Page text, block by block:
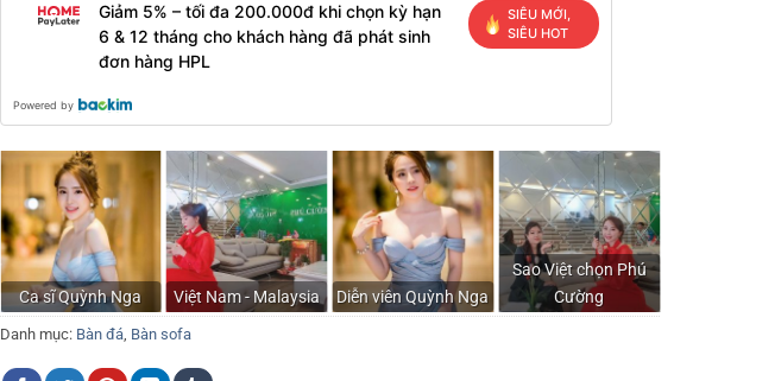
Giảm 5% – tối đa 200.000đ khi chọn kỳ hạn
6 & 12 tháng cho khách hàng đã phát sinh
đơn hàng HPL
SIÊU MỚI,
SIÊU HOT
Powered by
Ca sĩ Quỳnh Nga Việt Nam - Malaysia Diễn viên Quỳnh Nga
Sao Việt chọn Phú
Cường
Danh mục: Bàn đá Bàn sofa